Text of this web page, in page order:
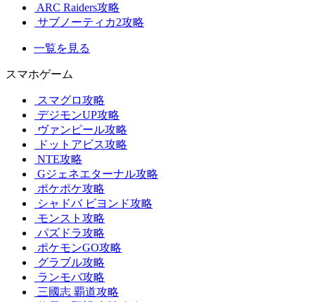
ARC Raiders攻略
サブノーティカ2攻略
一覧を見る
スマホゲーム
スマグロ攻略
デジモンUP攻略
ヴァンピール攻略
ドットアビス攻略
NTE攻略
Gジェネエターナル攻略
ポケポケ攻略
シャドバ ビヨンド攻略
モンスト攻略
パズドラ攻略
ポケモンGO攻略
グラブル攻略
ランモバ攻略
三國志 覇道攻略